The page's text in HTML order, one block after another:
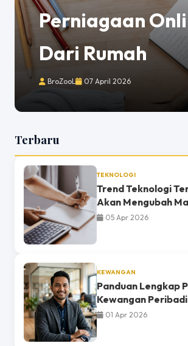
Perniagaan
Dari Rumah
BroZooL 07 April 2026
Terbaru
TEKNOLOGI
Trend Teknologi
Akan Mengubah
05 Apr 2026
KEWANGAN
Panduan Lengkap
Kewangan Peribadi
01 Apr 2026